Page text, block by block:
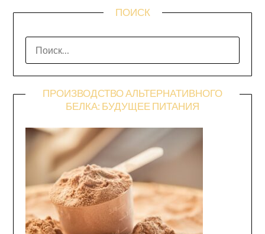
ПОИСК
ПРОИЗВОДСТВО АЛЬТЕРНАТИВНОГО
БЕЛКА: БУДУЩЕЕ ПИТАНИЯ